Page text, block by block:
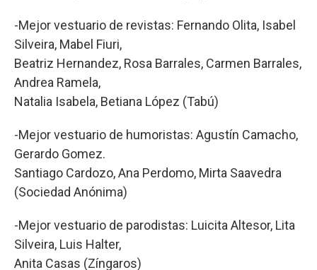
-Mejor vestuario de revistas: Fernando Olita, Isabel
Silveira, Mabel Fiuri,
Beatriz Hernandez, Rosa Barrales, Carmen Barrales,
Andrea Ramela,
Natalia Isabela, Betiana López (Tabú)
-Mejor vestuario de humoristas: Agustín Camacho,
Gerardo Gomez.
Santiago Cardozo, Ana Perdomo, Mirta Saavedra
(Sociedad Anónima)
-Mejor vestuario de parodistas: Luicita Altesor, Lita
Silveira, Luis Halter,
Anita Casas (Zíngaros)